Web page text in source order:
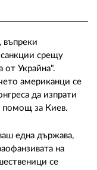
въпреки
срещу
от Украйна".
американци се
да изпрати
помощ за Киев.
една държава,
на
се